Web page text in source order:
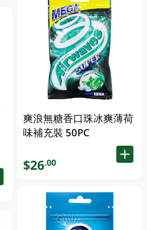
爽浪無糖香口珠冰爽薄荷
味補充裝 50PC
$26.00